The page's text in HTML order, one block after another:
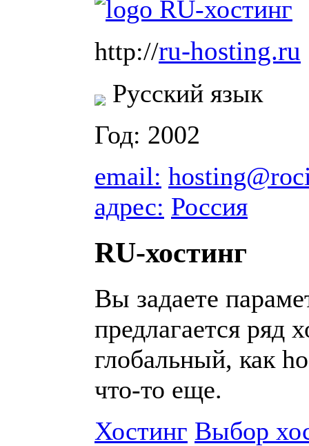
http://ru-hosting.ru
Русский язык
Год: 2002
email:
адрес: Россия
RU-хостинг
Вы задаете
предлагается ряд
глобальный, как
что-то еще.
Хостинг Выбор